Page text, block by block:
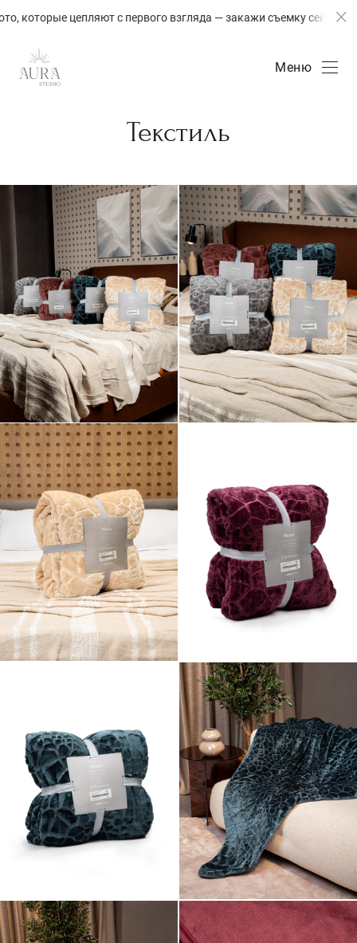
цепляют с первого взгляда — закажи съемку сейчас!
Меню
Текстиль